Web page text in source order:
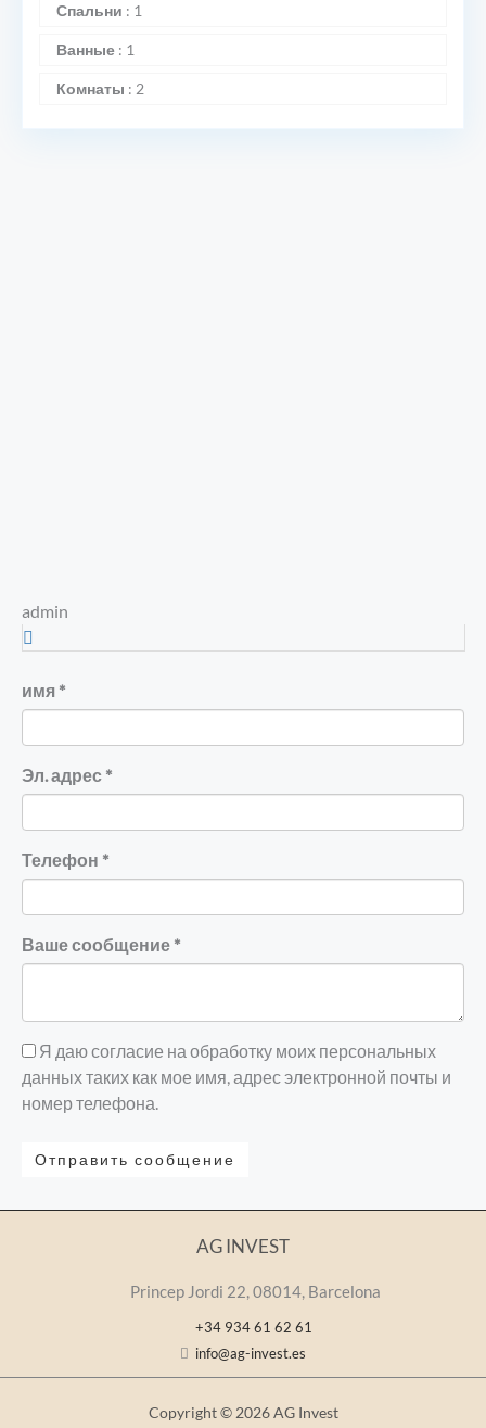
Спальни : 1
Ванные : 1
Комнаты : 2
admin
имя *
Эл. адрес *
Телефон *
Ваше сообщение *
Я даю согласие на обработку моих персональных
данных таких как мое имя, адрес электронной почты и
номер телефона.
Отправить сообщение
AG INVEST
Princep Jordi 22, 08014, Barcelona
+34 934 61 62 61
info@ag-invest.es
Copyright © 2026 AG Invest